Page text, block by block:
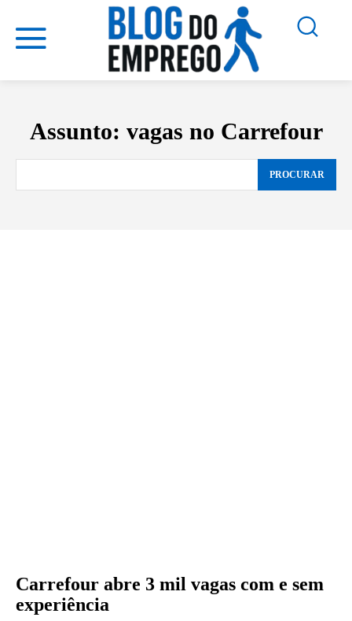
Assunto: vagas no Carrefour
PROCURAR
Carrefour abre 3 mil vagas com e sem
experiência